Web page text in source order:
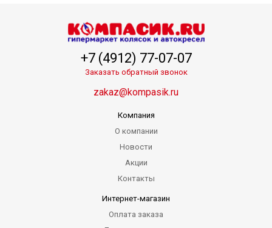
+7 (4912) 77-07-07
Заказать обратный звонок
zakaz@kompasik.ru
Компания
О компании
Новости
Акции
Контакты
Интернет-магазин
Оплата заказа